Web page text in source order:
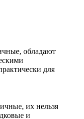
обладают
для
их нельзя
и